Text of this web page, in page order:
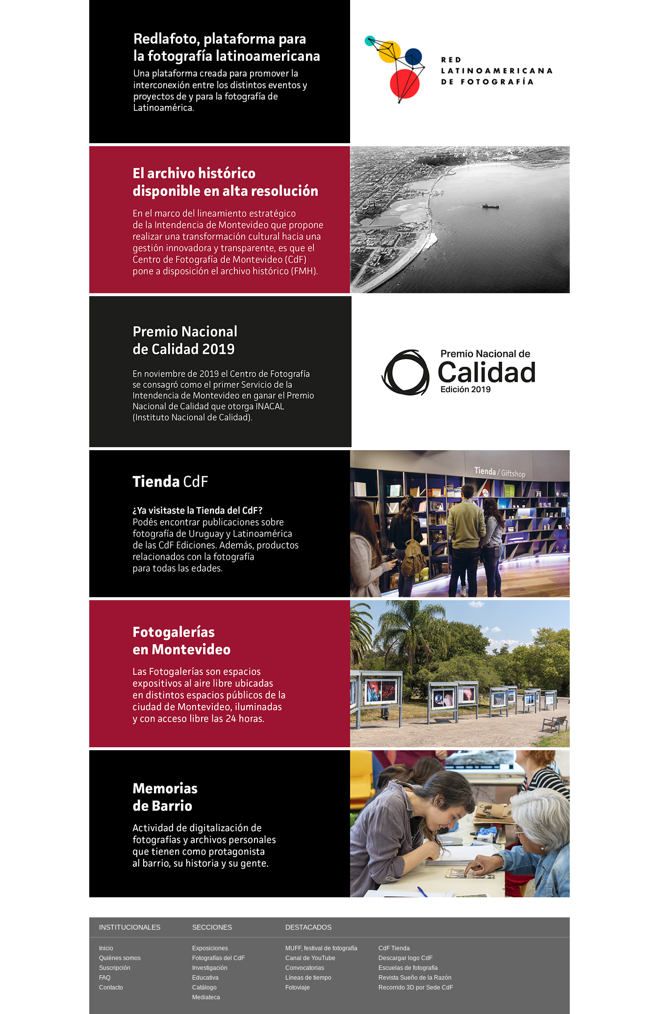
INSTITUCIONALES SECCIONES DESTACADOS
Inicio
Quiénes somos
Suscripción
FAQ
Contacto
Exposiciones
Fotografías del CdF
Investigación
Educativa
Catálogo
Mediateca
MUFF, festival de fotografía
Canal de YouTube
Convocatorias
Líneas de tiempo
Fotoviaje
CdF Tienda
Descargar logo CdF
Escuelas de fotografía
Revista Sueño de la Razón
Recorrido 3D por Sede CdF